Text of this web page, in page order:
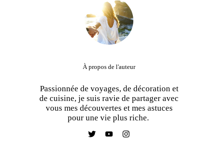
À propos de l'auteur
Passionnée de voyages, de décoration et
de cuisine, je suis ravie de partager avec
vous mes découvertes et mes astuces
pour une vie plus riche.